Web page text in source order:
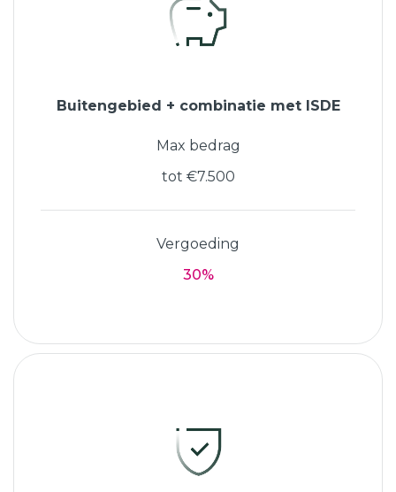
Buitengebied + combinatie met ISDE
Max bedrag
tot €7.500
Vergoeding
30%